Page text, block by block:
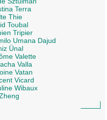
Terra
Thie
Toubal
Tripier
Umana Dajud
Ünal
Valette
Valla
Vatan
Vicard
Wibaux